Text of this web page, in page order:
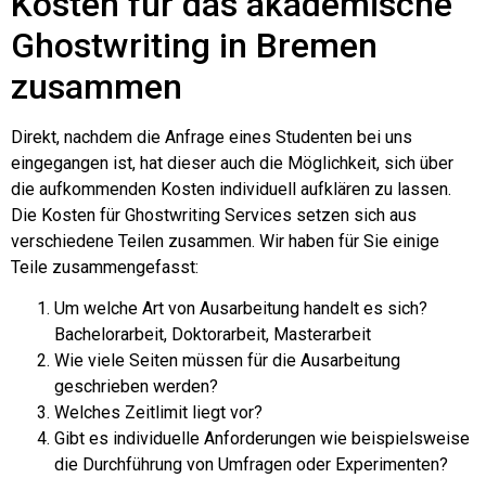
Ghostwriting in Bremen
zusammen
Direkt, nachdem die Anfrage eines Studenten bei uns
eingegangen ist, hat dieser auch die Möglichkeit, sich über
die aufkommenden Kosten individuell aufklären zu lassen.
Die Kosten für Ghostwriting Services setzen sich aus
verschiedene Teilen zusammen. Wir haben für Sie einige
Teile zusammengefasst:
Um welche Art von Ausarbeitung handelt es sich?
Bachelorarbeit, Doktorarbeit, Masterarbeit
Wie viele Seiten müssen für die Ausarbeitung
geschrieben werden?
Welches Zeitlimit liegt vor?
Gibt es individuelle Anforderungen wie beispielsweise
die Durchführung von Umfragen oder Experimenten?